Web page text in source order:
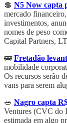
💲 N5 Now capta
mercado
investimentos,
nomes de peso
Capital Partners,
🚌 Fretadão
mobilidade
Os recursos serão
vans para serem
🥗 Nagro capta
Ventures (CVC do
estimada em algo